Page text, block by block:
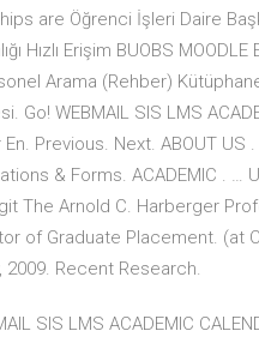
are Öğrenci İşleri Daire
Hızlı Erişim BUOBS
Arama (Rehber)
WEBMAIL SIS LMS
Previous. Next. ABOUT
& Forms. ACADEMIC . …
The Arnold C. Harberger
of Graduate Placement. (at
Recent Research.
SIS LMS ACADEMIC